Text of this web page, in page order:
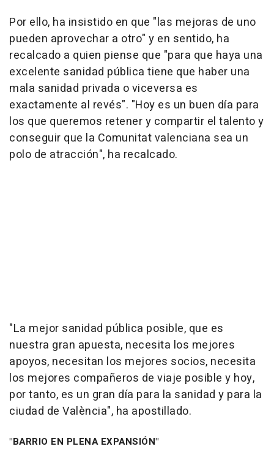
Por ello, ha insistido en que "las mejoras de uno
pueden aprovechar a otro" y en sentido, ha
recalcado a quien piense que "para que haya una
excelente sanidad pública tiene que haber una
mala sanidad privada o viceversa es
exactamente al revés". "Hoy es un buen día para
los que queremos retener y compartir el talento y
conseguir que la Comunitat valenciana sea un
polo de atracción", ha recalcado.
"La mejor sanidad pública posible, que es
nuestra gran apuesta, necesita los mejores
apoyos, necesitan los mejores socios, necesita
los mejores compañeros de viaje posible y hoy,
por tanto, es un gran día para la sanidad y para la
ciudad de València", ha apostillado.
"BARRIO EN PLENA EXPANSIÓN"